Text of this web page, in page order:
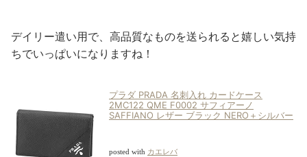
デイリー遣い用で、高品質なものを送られると嬉しい気持
ちでいっぱいになりますね！
プラダ PRADA 名刺入れ カードケース
2MC122 QME F0002 サフィアーノ
SAFFIANO レザー ブラック NERO＋シルバー
posted with カエレバ